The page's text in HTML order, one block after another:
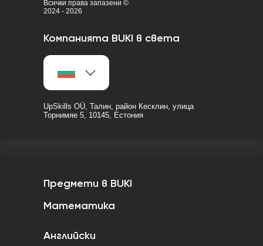
Всички права запазени ©
2024 - 2026
Компанията BUKI в света
UpSkills OÜ, Талин, район Кесклин, улица
Торнимяе 5, 10145, Естония
Предмети в BUKI
Математика
Английски